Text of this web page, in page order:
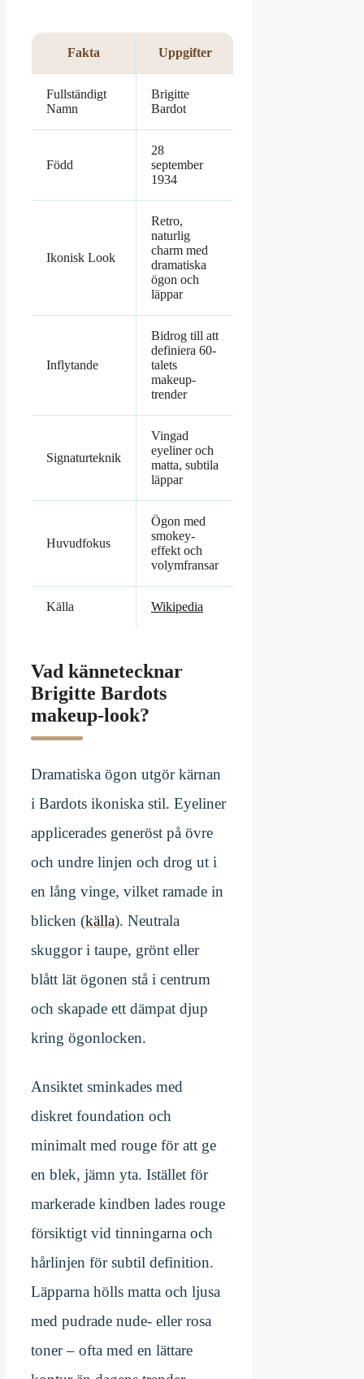
Fakta Uppgifter
Fullständigt
Namn
Brigitte
Bardot
Född
28
september
1934
Ikonisk Look
Retro,
naturlig
charm med
dramatiska
ögon och
läppar
Inflytande
Bidrog till att
definiera 60-
talets
makeup-
trender
Signaturteknik
Vingad
eyeliner och
matta, subtila
läppar
Huvudfokus
Ögon med
smokey-
effekt och
volymfransar
Källa Wikipedia
Vad kännetecknar
Brigitte Bardots
makeup-look?
Dramatiska ögon utgör kärnan
i Bardots ikoniska stil. Eyeliner
applicerades generöst på övre
och undre linjen och drog ut i
en lång vinge, vilket ramade in
blicken (källa). Neutrala
skuggor i taupe, grönt eller
blått lät ögonen stå i centrum
och skapade ett dämpat djup
kring ögonlocken.
Ansiktet sminkades med
diskret foundation och
minimalt med rouge för att ge
en blek, jämn yta. Istället för
markerade kindben lades rouge
försiktigt vid tinningarna och
hårlinjen för subtil definition.
Läpparna hölls matta och ljusa
med pudrade nude- eller rosa
toner – ofta med en lättare